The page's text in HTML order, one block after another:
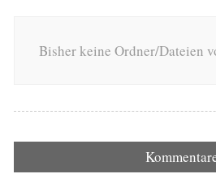
Bisher keine Ordner/Dateien